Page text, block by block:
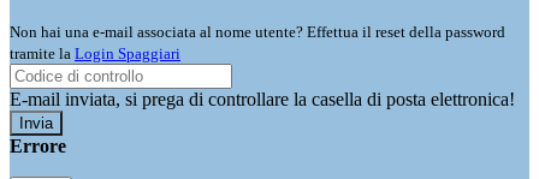
Non hai una e-mail associata al nome utente? Effettua il reset della password
tramite la Login Spaggiari
E-mail inviata, si prega di controllare la casella di posta elettronica!
Errore